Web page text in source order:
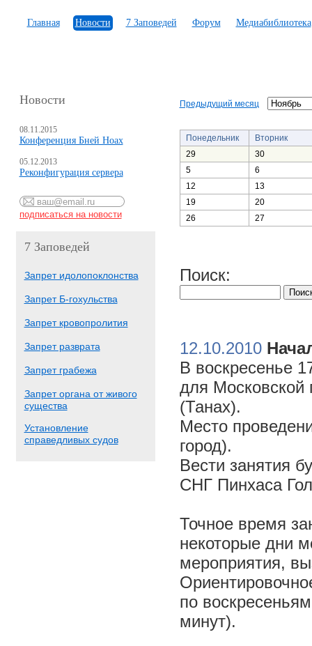
Главная Новости 7 Заповедей Форум Медиабиблиотека
Новости
08.11.2015
Конференция Бней Ноах
05.12.2013
Реконфигурация сервера
7 Заповедей
Запрет идолопоклонства
Запрет Б-гохульства
Запрет кровопролития
Запрет разврата
Запрет грабежа
Запрет органа от живого
существа
Установление
справедливых судов
Предыдущий месяц
Понедельник
Вторник
29
30
5
6
12
13
19
20
26
27
Поиск:
12.10.2010
В воскресенье
для Московской
(Танах).
Место
город).
Вести занятия
СНГ Пинхаса
Точное время
некоторые дни
мероприятия,
по
минут).